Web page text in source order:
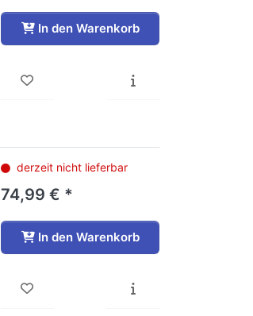
In den Warenkorb
derzeit nicht lieferbar
74,99 € *
In den Warenkorb